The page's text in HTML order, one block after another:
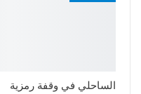
الساحلي في وقفة رمزية